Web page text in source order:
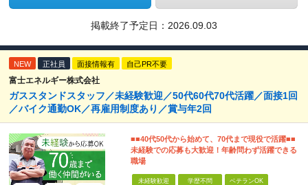
掲載終了予定日： 2026.09.03
NEW 正社員 面接情報有 自己PR不要
富士エネルギー株式会社
ガススタンドスタッフ／未経験歓迎／50代60代70代活躍／面接1回
／バイク通勤OK／再雇用制度あり／賞与年2回
■■40代50代から始めて、70代まで現役で活躍■■
未経験での応募も大歓迎！年齢問わず活躍できる
職場
未経験歓迎 学歴不問 ベテランOK